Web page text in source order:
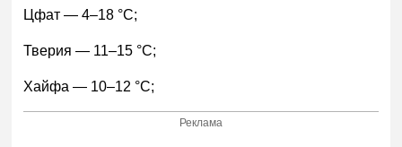
Цфат — 4–18 °С;
Тверия — 11–15 °С;
Хайфа — 10–12 °С;
Реклама